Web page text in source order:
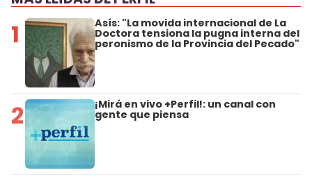
1 Asís: "La movida internacional de La
Doctora tensiona la pugna interna del
peronismo de la Provincia del Pecado"
2 ¡Mirá en vivo +Perfil!: un canal con
gente que piensa